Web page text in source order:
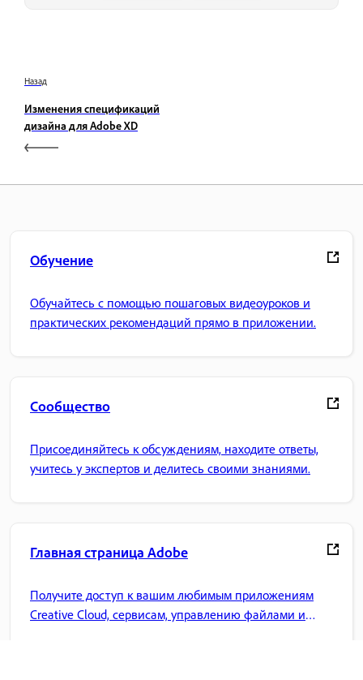
Назад
Изменения спецификаций
дизайна для Adobe XD
Обучение
Обучайтесь с помощью пошаговых видеоуроков и
практических рекомендаций прямо в приложении.
Сообщество
Присоединяйтесь к обсуждениям, находите ответы,
учитесь у экспертов и делитесь своими знаниями.
Главная страница Adobe
Получите доступ к вашим любимым приложениям
Creative Cloud, сервисам, управлению файлами и